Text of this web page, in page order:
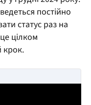
постійно
статус раз на
цілком
крок.